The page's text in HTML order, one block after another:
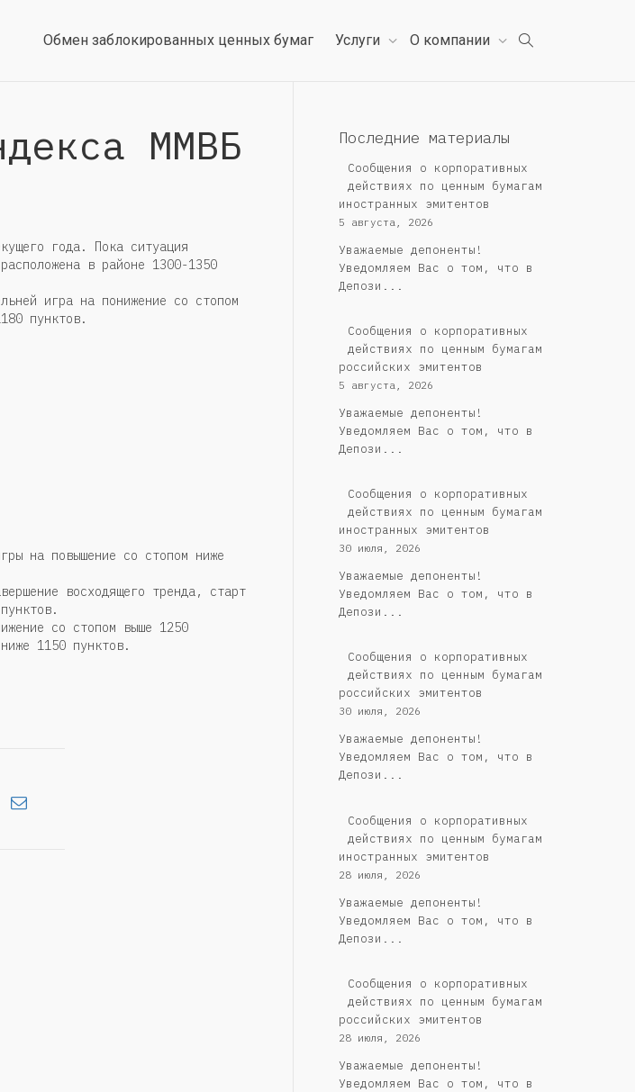
Обмен заблокированных ценных бумаг Услуги О компании
ММВБ
года. Пока ситуация
в районе 1300-1350
игра на понижение со стопом
пунктов.
на повышение со стопом ниже
восходящего тренда, старт
со стопом выше 1250
1150 пунктов.
Последние материалы
Сообщения о корпоративных
действиях по ценным бумагам
иностранных эмитентов
5 августа, 2026
Уважаемые депоненты!
Уведомляем Вас о том, что в
Депози...
Cообщения о корпоративных
действиях по ценным бумагам
российских эмитентов
5 августа, 2026
Уважаемые депоненты!
Уведомляем Вас о том, что в
Депози...
Сообщения о корпоративных
действиях по ценным бумагам
иностранных эмитентов
30 июля, 2026
Уважаемые депоненты!
Уведомляем Вас о том, что в
Депози...
Cообщения о корпоративных
действиях по ценным бумагам
российских эмитентов
30 июля, 2026
Уважаемые депоненты!
Уведомляем Вас о том, что в
Депози...
Сообщения о корпоративных
действиях по ценным бумагам
иностранных эмитентов
28 июля, 2026
Уважаемые депоненты!
Уведомляем Вас о том, что в
Депози...
Cообщения о корпоративных
действиях по ценным бумагам
российских эмитентов
28 июля, 2026
Уважаемые депоненты!
Уведомляем Вас о том, что в